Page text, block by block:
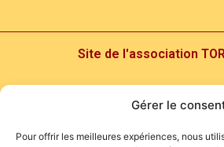
Gérer le
Pour offrir les meilleures expériences, nous
Site de l'association